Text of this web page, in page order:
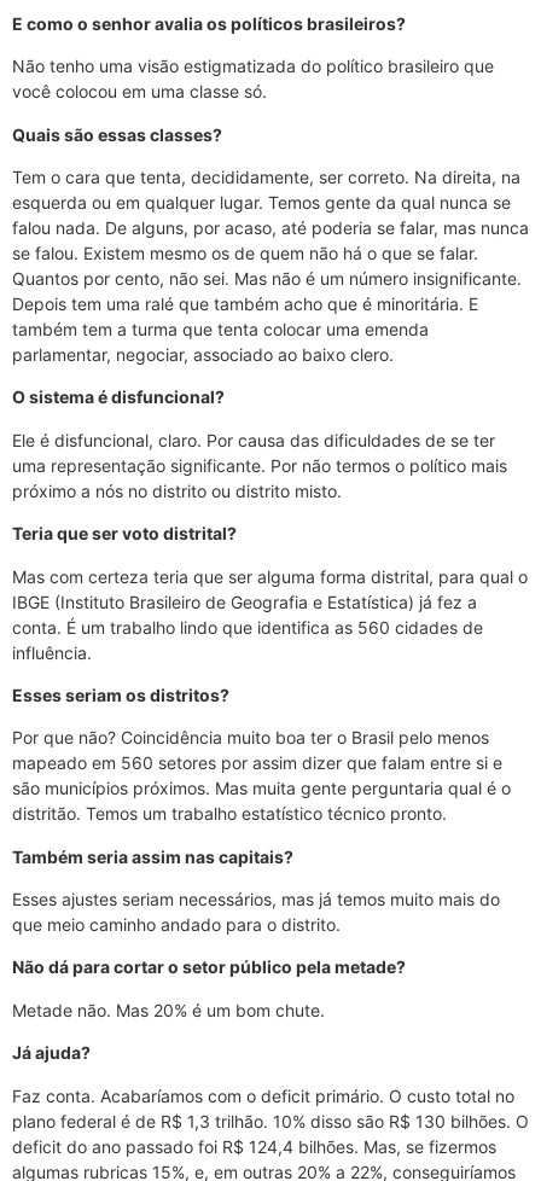
E como o senhor avalia os políticos brasileiros?
Não tenho uma visão estigmatizada do político brasileiro que
você colocou em uma classe só.
Quais são essas classes?
Tem o cara que tenta, decididamente, ser correto. Na direita, na
esquerda ou em qualquer lugar. Temos gente da qual nunca se
falou nada. De alguns, por acaso, até poderia se falar, mas nunca
se falou. Existem mesmo os de quem não há o que se falar.
Quantos por cento, não sei. Mas não é um número insignificante.
Depois tem uma ralé que também acho que é minoritária. E
também tem a turma que tenta colocar uma emenda
parlamentar, negociar, associado ao baixo clero.
O sistema é disfuncional?
Ele é disfuncional, claro. Por causa das dificuldades de se ter
uma representação significante. Por não termos o político mais
próximo a nós no distrito ou distrito misto.
Teria que ser voto distrital?
Mas com certeza teria que ser alguma forma distrital, para qual o
IBGE (Instituto Brasileiro de Geografia e Estatística) já fez a
conta. É um trabalho lindo que identifica as 560 cidades de
influência.
Esses seriam os distritos?
Por que não? Coincidência muito boa ter o Brasil pelo menos
mapeado em 560 setores por assim dizer que falam entre si e
são municípios próximos. Mas muita gente perguntaria qual é o
distritão. Temos um trabalho estatístico técnico pronto.
Também seria assim nas capitais?
Esses ajustes seriam necessários, mas já temos muito mais do
que meio caminho andado para o distrito.
Não dá para cortar o setor público pela metade?
Metade não. Mas 20% é um bom chute.
Já ajuda?
Faz conta. Acabaríamos com o deficit primário. O custo total no
plano federal é de R$ 1,3 trilhão. 10% disso são R$ 130 bilhões. O
deficit do ano passado foi R$ 124,4 bilhões. Mas, se fizermos
algumas rubricas 15%, e, em outras 20% a 22%, conseguiríamos